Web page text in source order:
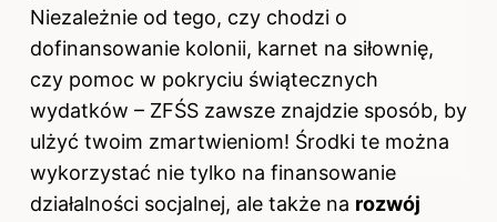
Niezależnie od tego, czy chodzi o
dofinansowanie kolonii, karnet na siłownię,
czy pomoc w pokryciu świątecznych
wydatków – ZFŚS zawsze znajdzie sposób, by
ulżyć twoim zmartwieniom! Środki te można
wykorzystać nie tylko na finansowanie
działalności socjalnej, ale także na rozwój